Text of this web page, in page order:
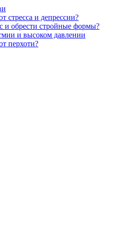
стресса и депрессии?
и обрести стройные формы?
и высоком давлении
перхоти?